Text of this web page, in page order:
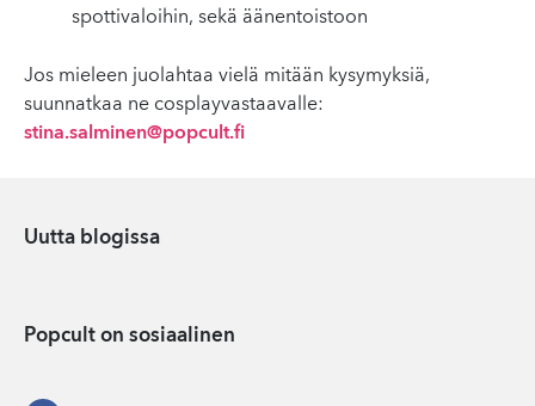
spottivaloihin, sekä äänentoistoon
Jos mieleen juolahtaa vielä mitään kysymyksiä,
suunnatkaa ne cosplayvastaavalle:
stina.salminen@popcult.fi
Uutta blogissa
Popcult on sosiaalinen